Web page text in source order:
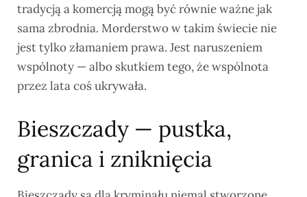
tradycją a komercją mogą być równie ważne jak
sama zbrodnia. Morderstwo w takim świecie nie
jest tylko złamaniem prawa. Jest naruszeniem
wspólnoty — albo skutkiem tego, że wspólnota
przez lata coś ukrywała.
Bieszczady — pustka,
granica i zniknięcia